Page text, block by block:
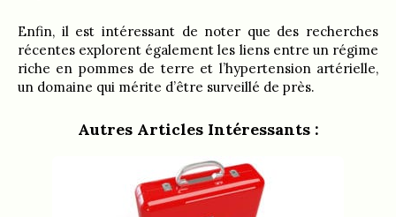
Enfin, il est intéressant de noter que des recherches
récentes explorent également les liens entre un régime
riche en pommes de terre et l’hypertension artérielle,
un domaine qui mérite d’être surveillé de près.
Autres Articles Intéressants :